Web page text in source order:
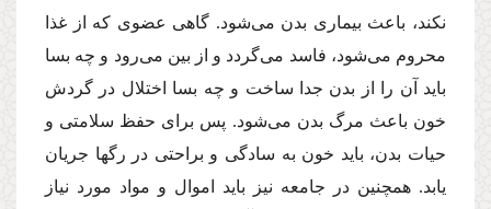
نكند، باعث بیمارى بدن مى‌شود. گاهى عضوى كه از غذا
محروم مى‌شود، فاسد مى‌گردد و از بین مى‌رود و چه بسا
باید آن را از بدن جدا ساخت و چه بسا اختلال در گردش
خون باعث مرگ بدن مى‌شود. پس براى حفظ سلامتى و
حیات بدن، باید خون به سادگى و براحتى در رگها جریان
یابد. همچنین در جامعه نیز باید اموال و مواد مورد نیاز